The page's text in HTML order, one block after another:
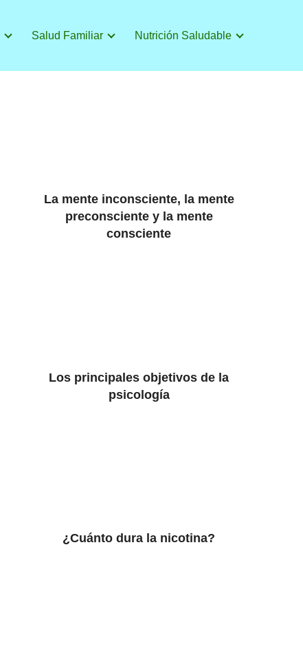
Salud Familiar Nutrición Saludable
La mente inconsciente, la mente
preconsciente y la mente
consciente
Los principales objetivos de la
psicología
¿Cuánto dura la nicotina?